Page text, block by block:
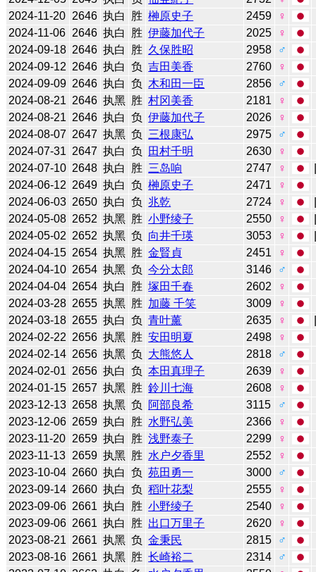
2024-11-20 2646 执白 胜 榊原史子 2459
♀
2024-11-06 2646 执白 胜 伊藤加代子 2025
♀
2024-09-18 2646 执白 胜 久保胜昭 2958
♂
2024-09-12 2646 执白 负 吉田美香 2760
♀
2024-09-09 2646 执白 负 木和田一臣 2856
♂
2024-08-21 2646 执黑 胜 村冈美香 2181
♀
2024-08-21 2646 执白 负 伊藤加代子 2026
♀
2024-08-07 2647 执黑 负 三根康弘 2975
♂
2024-07-31 2647 执白 负 田村千明 2630
♀
2024-07-10 2648 执白 胜 三岛响 2747 ♀
2024-06-12 2649 执白 负 榊原史子 2471
♀
2024-06-03 2650 执白 负 兆乾 2724 ♀
2024-05-08 2652 执黑 胜 小野绫子 2550 ♀
2024-05-02 2652 执黑 负 向井千瑛 3053 ♀
2024-04-15 2654 执黑 胜 金賢貞 2451
♀
2024-04-10 2654 执黑 负 今分太郎 3146
♂
2024-04-04 2654 执白 胜 塚田千春 2602
♀
2024-03-28 2655 执黑 胜 加藤 千笑 3009
♀
2024-03-18 2655 执白 负 青叶薰 2635 ♀
2024-02-22 2656 执黑 胜 安田明夏 2498
♀
2024-02-14 2656 执黑 负 大熊悠人 2818
♂
2024-02-01 2656 执白 负 本田真理子 2639
♀
2024-01-15 2657 执黑 胜 鈴川七海 2608
♀
2023-12-13 2658 执黑 负 阿部良希 3115
♂
2023-12-06 2659 执白 胜 水野弘美 2366
♀
2023-11-20 2659 执白 胜 浅野泰子 2299
♀
2023-11-13 2659 执黑 胜 水户夕香里 2552
♀
2023-10-04 2660 执白 负 苑田勇一 3000
♂
2023-09-14 2660 执白 负 稻叶花梨 2555
♀
2023-09-06 2661 执白 胜 小野绫子 2540
♀
2023-09-06 2661 执白 胜 出口万里子 2620
♀
2023-08-21 2661 执黑 负 金秉民 2815
♂
2023-08-16 2661 执黑 胜 长崎裕二 2314
♂